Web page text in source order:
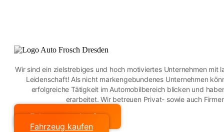
Wir sind ein zielstrebiges und hoch motiviertes Unternehmen mit
Leidenschaft! Als nicht markengebundenes Unternehmen
erfolgreiche Tätigkeit im Automobilbereich blicken und
erarbeitet. Wir betreuen Privat- sowie auch
Fahrzeug verkaufen
Fahrzeug kaufen